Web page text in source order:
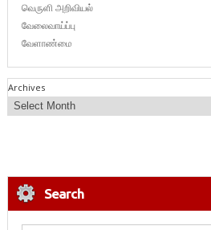
வெருளி அறிவியல்
வேலைவாய்ப்பு
வேளாண்மை
Archives
Search